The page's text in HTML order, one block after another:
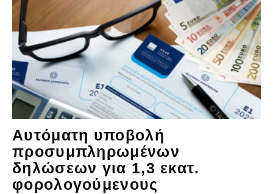
Αυτόματη υποβολή
προσυμπληρωμένων
δηλώσεων για 1,3 εκατ.
φορολογούμενους